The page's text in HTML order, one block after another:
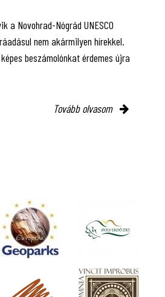
a Novohrad-Nógrád UNESCO
nem akármilyen hírekkel.
beszámolónkat érdemes újra
Tovább olvasom